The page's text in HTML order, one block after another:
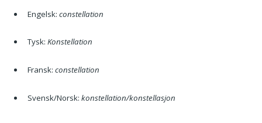
Engelsk: constellation
Tysk: Konstellation
Fransk: constellation
Svensk/Norsk: konstellation/konstellasjon